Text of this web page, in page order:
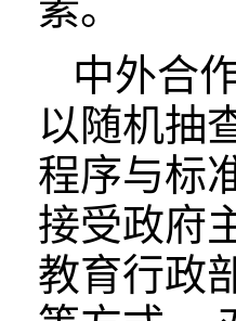
中外合
以随机抽
程序与标
接受政府
教育行政